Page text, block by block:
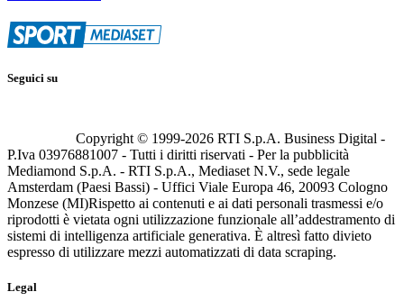
Seguici su
Copyright © 1999-2026 RTI S.p.A. Business Digital -
P.Iva 03976881007 - Tutti i diritti riservati - Per la pubblicità
Mediamond S.p.A. - RTI S.p.A., Mediaset N.V., sede legale
Amsterdam (Paesi Bassi) - Uffici Viale Europa 46, 20093 Cologno
Monzese (MI)Rispetto ai contenuti e ai dati personali trasmessi e/o
riprodotti è vietata ogni utilizzazione funzionale all’addestramento di
sistemi di intelligenza artificiale generativa. È altresì fatto divieto
espresso di utilizzare mezzi automatizzati di data scraping.
Legal